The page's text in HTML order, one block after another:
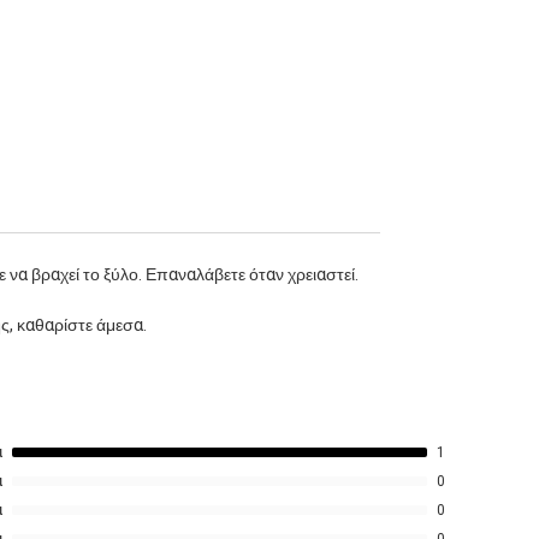
βραχεί το ξύλο. Επαναλάβετε όταν χρειαστεί.
καθαρίστε άμεσα.
1
0
0